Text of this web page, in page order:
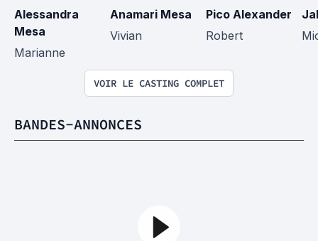
Alessandra
Mesa
Marianne
Anamari Mesa
Vivian
Pico Alexander
Robert
VOIR LE CASTING COMPLET
BANDES-ANNONCES